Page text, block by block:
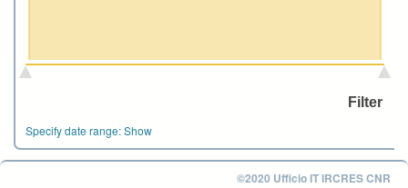
Specify date range:Show
©2020 Ufficio IT IRCRES CNR